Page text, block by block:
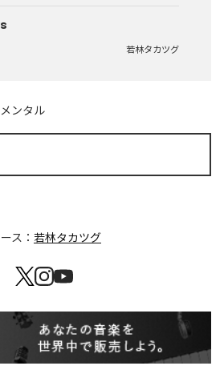
若林タカツグ
ンタル
ス： 若林タカツグ